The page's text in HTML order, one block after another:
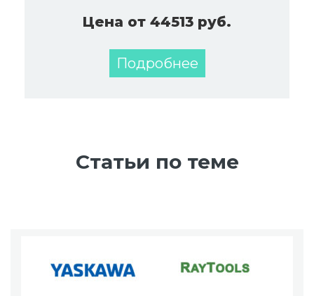
Цена от 44513 руб.
Подробнее
Статьи по теме